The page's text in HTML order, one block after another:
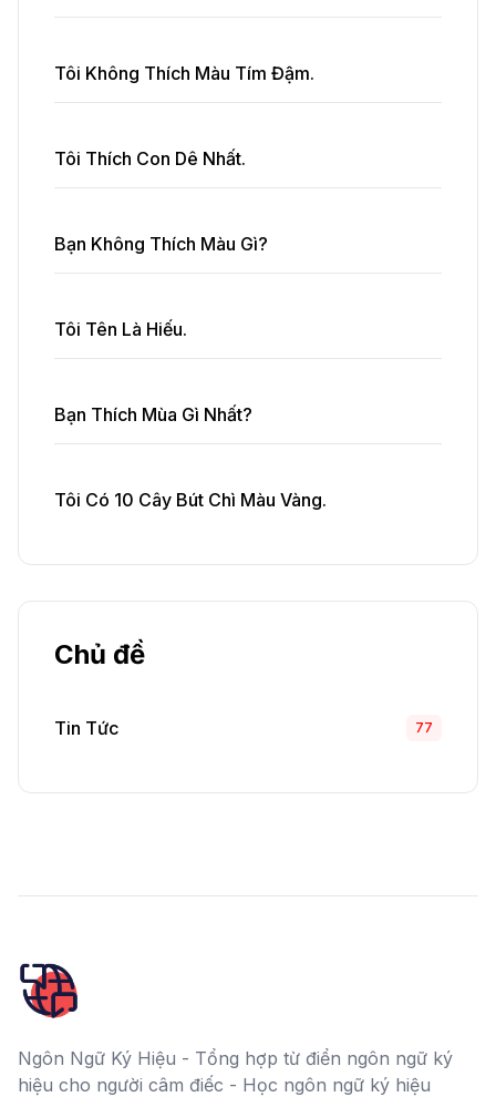
Tôi Không Thích Màu Tím Đậm.
Tôi Thích Con Dê Nhất.
Bạn Không Thích Màu Gì?
Tôi Tên Là Hiếu.
Bạn Thích Mùa Gì Nhất?
Tôi Có 10 Cây Bút Chì Màu Vàng.
Chủ đề
Tin Tức 77
Ngôn Ngữ Ký Hiệu - Tổng hợp từ điển ngôn ngữ ký
hiệu cho người câm điếc - Học ngôn ngữ ký hiệu